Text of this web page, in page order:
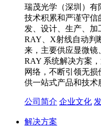
瑞茂光学（深圳）有
技术积累和严谨守信
发、设计、生产、
RAY、X射线自动判
来，主要供应显微
RAY 系统解决方案
网络，不断引领无
供一站式产品和技术
公司简介 企业文化
解决方案